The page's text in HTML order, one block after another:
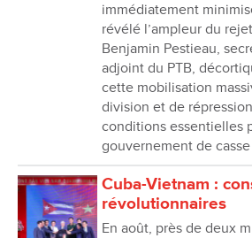
immédiatement
révélé l’ampleur du
Benjamin Pestieau,
adjoint du PTB,
cette mobilisation
division et de
conditions essentielles
gouvernement de
Cuba-Vietnam :
révolutionnaires
En août, près de deux